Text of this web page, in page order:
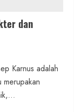
dan
Karnus adalah